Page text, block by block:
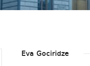
Eva Gociridze